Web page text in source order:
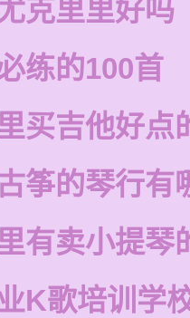
克里里好吗
练的100首
买吉他好点
筝的琴行有
有卖小提琴
K歌培训学